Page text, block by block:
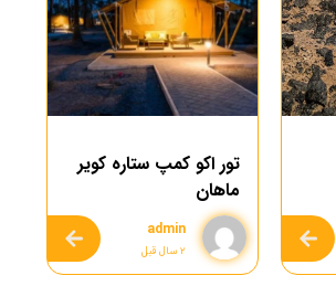
تور اکو کمپ ستاره کویر
ماهان
admin
۲ سال قبل